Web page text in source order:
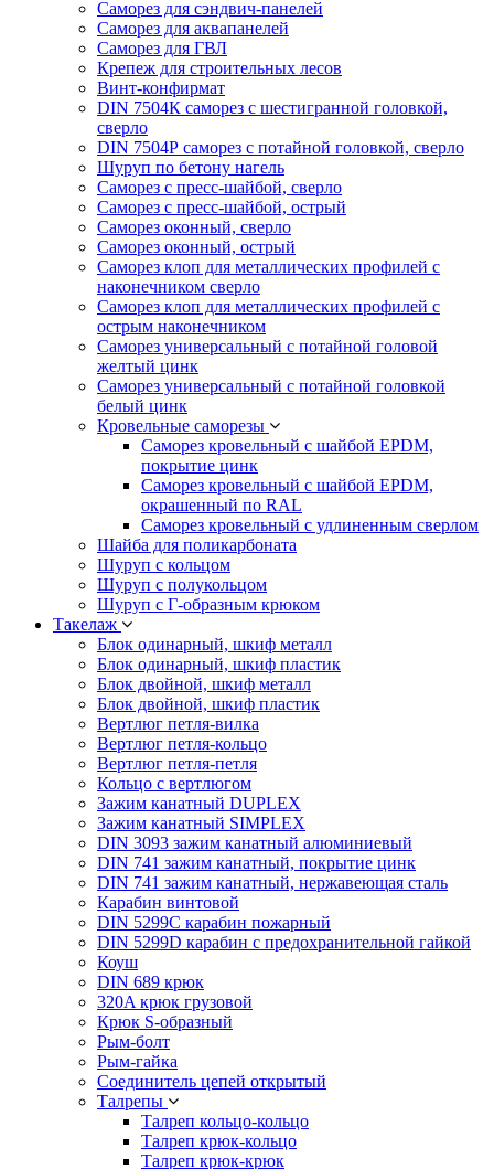
Саморез для сэндвич-панелей
Саморез для аквапанелей
Саморез для ГВЛ
Крепеж для строительных лесов
Винт-конфирмат
DIN 7504К саморез с шестигранной головкой,
сверло
DIN 7504Р саморез с потайной головкой, сверло
Шуруп по бетону нагель
Саморез с пресс-шайбой, сверло
Саморез с пресс-шайбой, острый
Саморез оконный, сверло
Саморез оконный, острый
Саморез клоп для металлических профилей с
наконечником сверло
Саморез клоп для металлических профилей с
острым наконечником
Саморез универсальный с потайной головой
желтый цинк
Саморез универсальный с потайной головкой
белый цинк
Кровельные саморезы
Саморез кровельный с шайбой EPDM,
покрытие цинк
Саморез кровельный с шайбой EPDM,
окрашенный по RAL
Саморез кровельный с удлиненным сверлом
Шайба для поликарбоната
Шуруп с кольцом
Шуруп с полукольцом
Шуруп с Г-образным крюком
Такелаж
Блок одинарный, шкиф металл
Блок одинарный, шкиф пластик
Блок двойной, шкиф металл
Блок двойной, шкиф пластик
Вертлюг петля-вилка
Вертлюг петля-кольцо
Вертлюг петля-петля
Кольцо с вертлюгом
Зажим канатный DUPLEX
Зажим канатный SIMPLEX
DIN 3093 зажим канатный алюминиевый
DIN 741 зажим канатный, покрытие цинк
DIN 741 зажим канатный, нержавеющая сталь
Карабин винтовой
DIN 5299C карабин пожарный
DIN 5299D карабин с предохранительной гайкой
Коуш
DIN 689 крюк
320A крюк грузовой
Крюк S-образный
Рым-болт
Рым-гайка
Соединитель цепей открытый
Талрепы
Талреп кольцо-кольцо
Талреп крюк-кольцо
Талреп крюк-крюк